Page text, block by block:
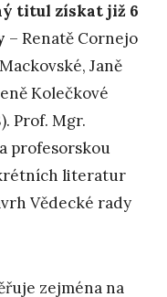
titul získat již 6
– Renatě Cornejo
Janě
Kolečkové
Prof. Mgr.
profesorskou
literatur
Vědecké rady
zejména na